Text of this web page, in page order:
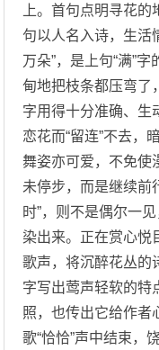
上。首句点明寻花
句以人名入诗，生活
万朵”，是上句“满”
甸地把枝条都压弯了
字用得十分准确、生
恋花而“留连”不去，
舞姿亦可爱，不免使
未停步，而是继续前
时”，则不是偶尔一
染出来。正在赏心悦
歌声，将沉醉花丛的
字写出莺声轻软的特
照，也传出它给作者
歌“恰恰”声中结束，